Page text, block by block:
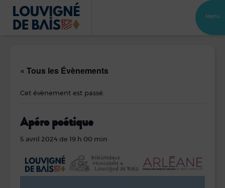
Menu
« Tous les Évènements
Cet évènement est passé.
Apéro poétique
5 avril 2024 de 19 h 00 min